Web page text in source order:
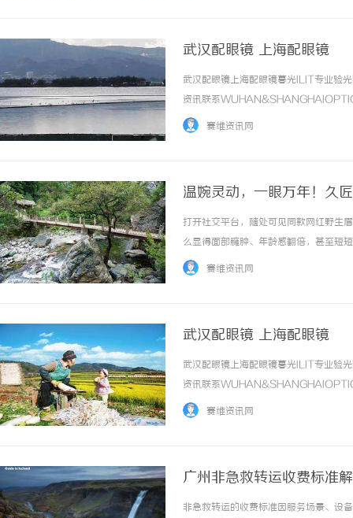
武汉配眼镜 上海配眼镜
武汉配眼镜上海配眼镜暮光ILIT专业验
资讯联系
品牌，现于武汉与上海设有4家门店。
赛维资讯网
温婉灵动，一眼万年！久
颜系女生的气质加分项
打开社交平台，随处可见同款网红野生
么显得面部臃肿、年龄感翻倍，甚至短
看，而是忽略了东方人专属的面部骨相
赛维资讯网
武汉配眼镜 上海配眼镜
武汉配眼镜上海配眼镜暮光ILIT专业验
资讯联系
品牌，现于武汉与上海设有4家门店。
赛维资讯网
广州非急救转运收费标准
非急救转运的收费标准因服务场景、设
净 AC 国际医疗实验室，标准化研发体系
解析
利星能联合阿里云发布
同解决方案